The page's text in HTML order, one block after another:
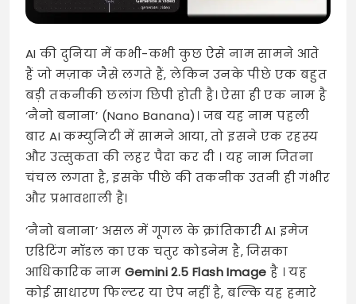
AI की दुनिया में कभी-कभी कुछ ऐसे नाम सामने आते
हैं जो मज़ाक जैसे लगते हैं, लेकिन उनके पीछे एक बहुत
बड़ी तकनीकी छलांग छिपी होती है। ऐसा ही एक नाम है
‘नैनो बनाना’ (Nano Banana)। जब यह नाम पहली
बार AI कम्युनिटी में सामने आया, तो इसने एक रहस्य
और उत्सुकता की लहर पैदा कर दी । यह नाम जितना
चंचल लगता है, इसके पीछे की तकनीक उतनी ही गंभीर
और प्रभावशाली है।
‘नैनो बनाना’ असल में गूगल के क्रांतिकारी AI इमेज
एडिटिंग मॉडल का एक चतुर कोडनेम है, जिसका
आधिकारिक नाम Gemini 2.5 Flash Image है । यह
कोई साधारण फिल्टर या ऐप नहीं है, बल्कि यह हमारे